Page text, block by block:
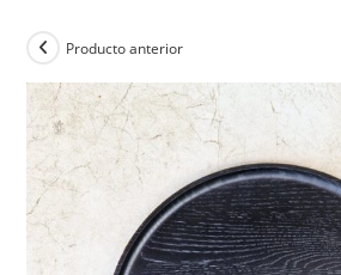
Producto anterior